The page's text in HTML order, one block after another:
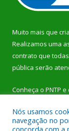
Muito mais que
Realizamos uma
contrato que
pública serão
Conheça o PNTP e
Nós usamos
navegação no
concorda com a